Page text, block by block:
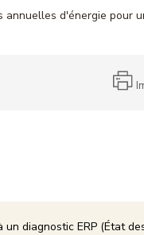
annuelles d'énergie pour
un diagnostic ERP (État